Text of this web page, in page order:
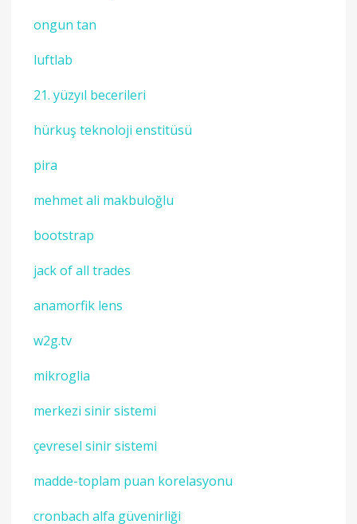
ongun tan
luftlab
21. yüzyıl becerileri
hürkuş teknoloji enstitüsü
pira
mehmet ali makbuloğlu
bootstrap
jack of all trades
anamorfik lens
w2g.tv
mikroglia
merkezi sinir sistemi
çevresel sinir sistemi
madde-toplam puan korelasyonu
cronbach alfa güvenirliği